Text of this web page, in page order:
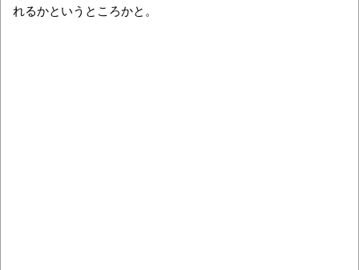
れるかというところかと。